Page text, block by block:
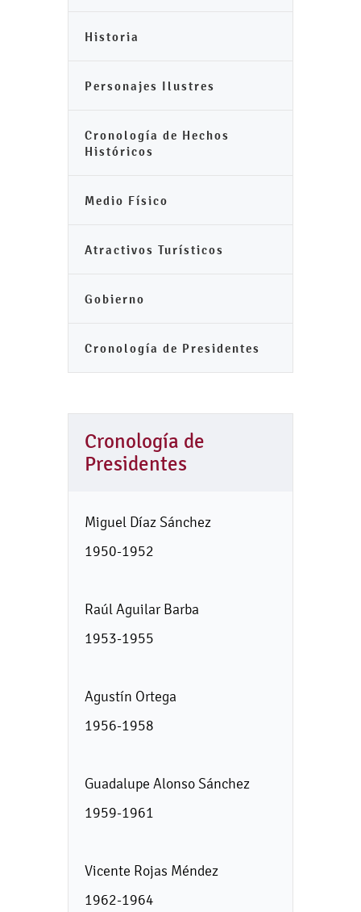
Historia
Personajes Ilustres
Cronología de Hechos
Históricos
Medio Físico
Atractivos Turísticos
Gobierno
Cronología de Presidentes
Cronología de
Presidentes
Miguel Díaz Sánchez
1950-1952
Raúl Aguilar Barba
1953-1955
Agustín Ortega
1956-1958
Guadalupe Alonso Sánchez
1959-1961
Vicente Rojas Méndez
1962-1964